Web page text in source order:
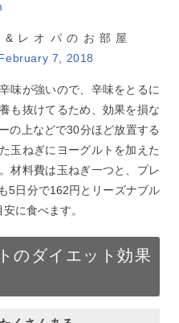
レオパのお部屋
7, 2018
味が強いので、辛味をとるに
も抜けてるため、効果を損な
の上などで30分ほど放置する
玉ねぎにヨーグルトを加えた
材料費は玉ねぎ一つと、プレ
5日分で162円とリーズナブル
に食べます。
のダイエット効果